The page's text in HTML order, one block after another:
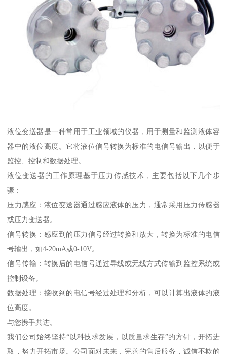
液位变送器是一种常用于工业领域的仪器，用于测量和监测液体容
器中的液位高度。它将液位信号转换为标准的电信号输出，以便于
监控、控制和数据处理。
液位变送器的工作原理基于压力传感技术，主要包括以下几个步
骤：
压力感应：液位变送器通过感应液体的压力，通常采用压力传感器
或压力变送器。
信号转换：感应到的压力信号经过转换和放大，转换为标准的电信
号输出，如4-20mA或0-10V。
信号传输：转换后的电信号通过导线或无线方式传输到监控系统或
控制设备。
数据处理：接收到的电信号经过处理和分析，可以计算出液体的液
位高度。
与您携手共进。
我们公司始终坚持“以科技求发展，以质量求生存”的方针，开拓进
取，努力开拓市场。公司面对未来，完善的售后服务，诚信不欺的